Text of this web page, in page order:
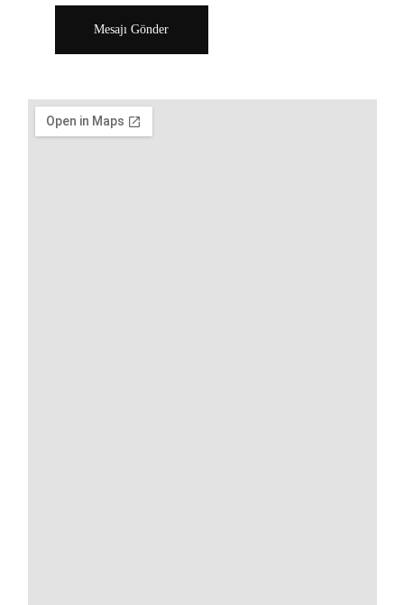
Mesajı Gönder